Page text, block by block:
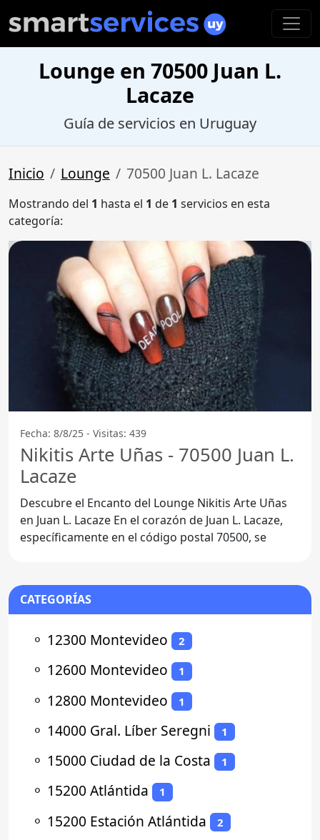
Lounge en 70500 Juan L.
Lacaze
Guía de servicios en Uruguay
Inicio Lounge 70500 Juan L. Lacaze
Mostrando del 1 hasta el 1 de 1 servicios en esta
categoría:
Fecha: 8/8/25 - Visitas: 439
Nikitis Arte Uñas - 70500 Juan L.
Lacaze
Descubre el Encanto del Lounge Nikitis Arte Uñas
en Juan L. Lacaze En el corazón de Juan L. Lacaze,
específicamente en el código postal 70500, se
CATEGORÍAS
⚬ 12300 Montevideo 2
⚬ 12600 Montevideo 1
⚬ 12800 Montevideo 1
⚬ 14000 Gral. Líber Seregni 1
⚬ 15000 Ciudad de la Costa 1
⚬ 15200 Atlántida 1
⚬ 15200 Estación Atlántida 2